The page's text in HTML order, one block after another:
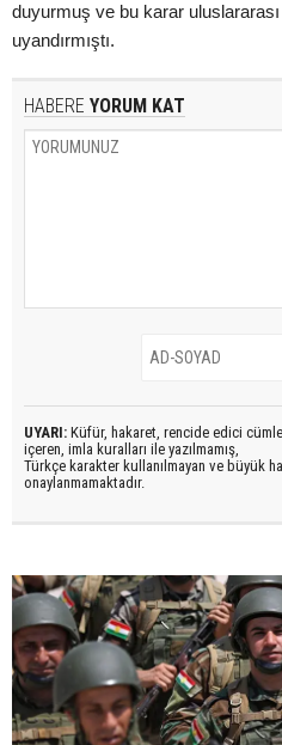
duyurmuş ve bu karar
uyandırmıştı.
HABERE YORUM KAT
UYARI: Küfür, hakaret, rencide edici
içeren, imla kuralları ile yazılmamış,
Türkçe karakter kullanılmayan ve büyük
onaylanmamaktadır.